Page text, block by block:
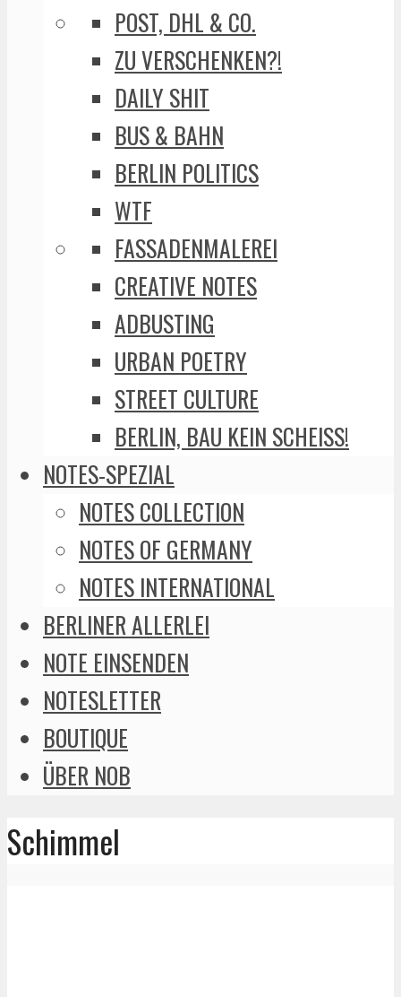
POST, DHL & CO.
ZU VERSCHENKEN?!
DAILY SHIT
BUS & BAHN
BERLIN POLITICS
WTF
FASSADENMALEREI
CREATIVE NOTES
ADBUSTING
URBAN POETRY
STREET CULTURE
BERLIN, BAU KEIN SCHEISS!
NOTES-SPEZIAL
NOTES COLLECTION
NOTES OF GERMANY
NOTES INTERNATIONAL
BERLINER ALLERLEI
NOTE EINSENDEN
NOTESLETTER
BOUTIQUE
ÜBER NOB
Schimmel